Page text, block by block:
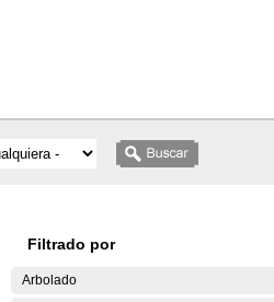
Filtrado por
Arbolado